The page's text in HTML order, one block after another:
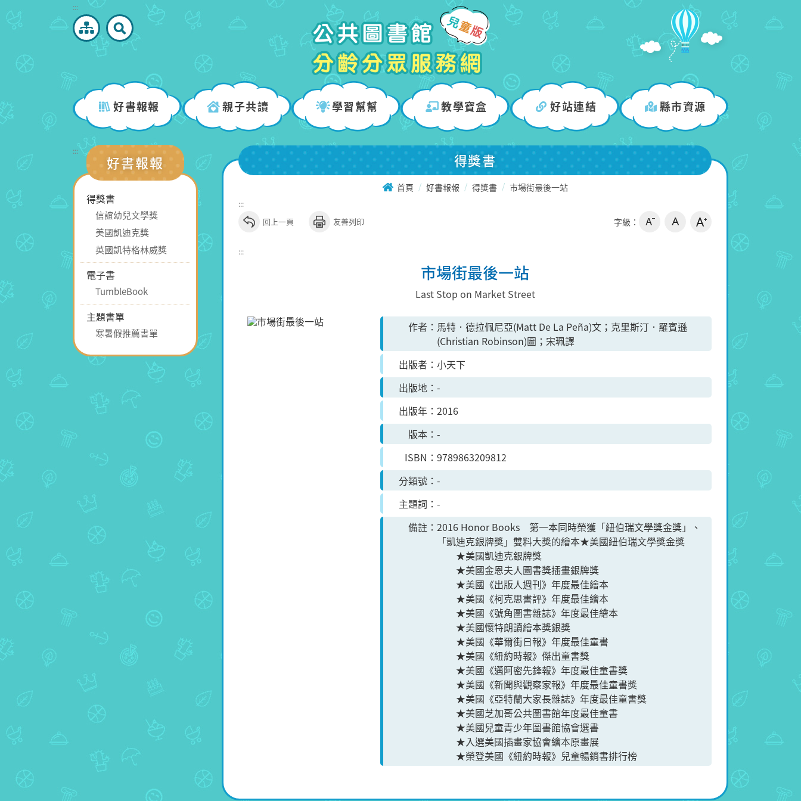
到
塊
:::
好書報報 親子共讀 學習幫幫 教學寶盒 好站連結 縣市資源
:::
好書報報
得獎書
信誼幼兒文學獎
美國凱迪克獎
英國凱特格林威獎
電子書
TumbleBook
主題書單
寒暑假推薦書單
得獎書
首頁 好書報報 得獎書 市場街最後一站
:::
回上一頁 友善列印 字級：
:::
市場街最後一站
Last Stop on Market Street
作者
馬特．德拉佩尼亞(Matt De La Peña)文；克里斯汀．羅賓遜
(Christian Robinson)圖；宋珮譯
出版者
小天下
出版地
-
出版年
2016
版本
-
ISBN
9789863209812
分類號
-
主題詞
-
備註
2016 Honor Books 第一本同時榮獲「紐伯瑞文學獎金獎」、
「凱迪克銀牌獎」雙料大獎的繪本★美國紐伯瑞文學獎金獎
★美國凱迪克銀牌獎
★美國金恩夫人圖書獎插畫銀牌獎
★美國《出版人週刊》年度最佳繪本
★美國《柯克思書評》年度最佳繪本
★美國《號角圖書雜誌》年度最佳繪本
★美國懷特朗讀繪本獎銀獎
★美國《華爾街日報》年度最佳童書
★美國《紐約時報》傑出童書獎
★美國《邁阿密先鋒報》年度最佳童書獎
★美國《新聞與觀察家報》年度最佳童書獎
★美國《亞特蘭大家長雜誌》年度最佳童書獎
★美國芝加哥公共圖書館年度最佳童書
★美國兒童青少年圖書館協會選書
★入選美國插畫家協會繪本原畫展
★榮登美國《紐約時報》兒童暢銷書排行榜